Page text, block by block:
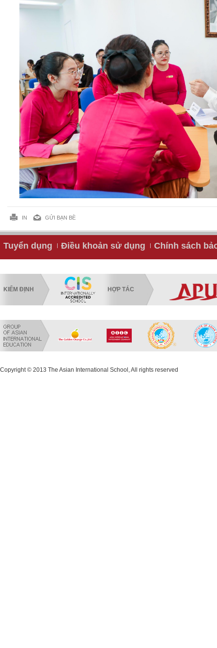
IN GỬI BẠN BÈ
Tuyển dụng Điều khoản sử dụng Chính sách
KIỂM ĐỊNH HỢP TÁC
Copyright © 2013 The Asian International School, All rights reserved